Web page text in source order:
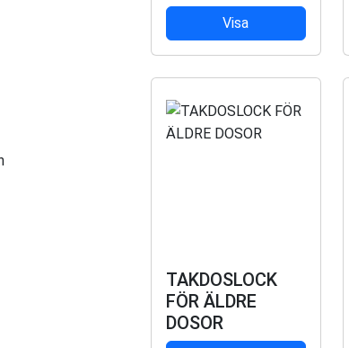
Visa
TAKDOSLOCK
FÖR ÄLDRE
DOSOR